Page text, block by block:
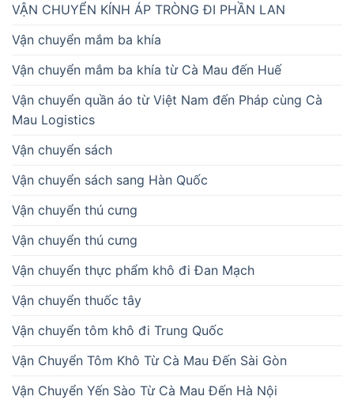
VẬN CHUYỂN KÍNH ÁP TRÒNG ĐI PHẦN LAN
Vận chuyển mắm ba khía
Vận chuyển mắm ba khía từ Cà Mau đến Huế
Vận chuyển quần áo từ Việt Nam đến Pháp cùng Cà
Mau Logistics
Vận chuyển sách
Vận chuyển sách sang Hàn Quốc
Vận chuyển thú cưng
Vận chuyển thú cưng
Vận chuyển thực phẩm khô đi Đan Mạch
Vận chuyển thuốc tây
Vận chuyển tôm khô đi Trung Quốc
Vận Chuyển Tôm Khô Từ Cà Mau Đến Sài Gòn
Vận Chuyển Yến Sào Từ Cà Mau Đến Hà Nội